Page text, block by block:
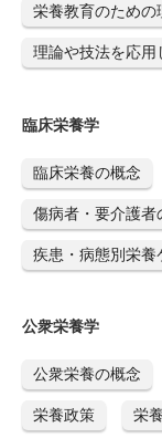
栄養教育のための
理論や技法を応用
臨床栄養学
臨床栄養の概念
傷病者・要介護者
疾患・病態別栄養
公衆栄養学
公衆栄養の概念
栄養政策 栄